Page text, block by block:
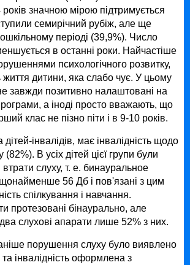
років значною мірою підтримується
семирічний рубіж, але ще
періоді (39,9%). Число
в останні роки. Найчастіше
психологічного розвитку,
дитини, яка слабо чує. У цьому
завжди позитивно налаштовані на
а іноді просто вважають, що
клас не пізно піти і в 9-10 років.
інвалідів, має інвалідність щодо
В усіх дітей цієї групи були
втрати слуху, т. е. бинауральное
56 Дб і пов'язані з цим
спілкування і навчання.
протезовані бінаурально, але
слухові апарати лише 52% з них.
порушення слуху було виявлено
інвалідність оформлена з